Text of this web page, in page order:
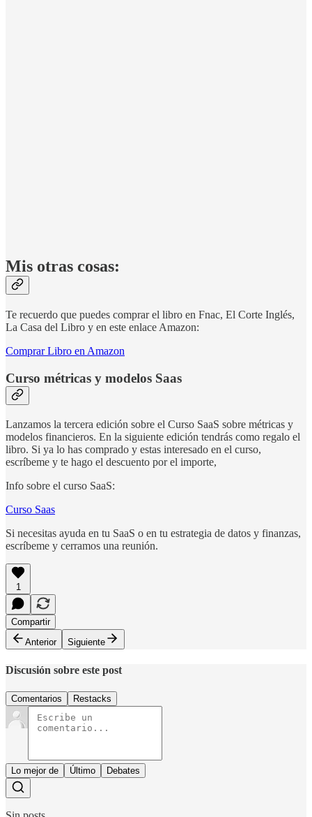
Mis otras cosas:
Te recuerdo que puedes comprar el libro en Fnac, El Corte Inglés,
La Casa del Libro y en este enlace Amazon:
Comprar Libro en Amazon
Curso métricas y modelos Saas
Lanzamos la tercera edición sobre el Curso SaaS sobre métricas y
modelos financieros. En la siguiente edición tendrás como regalo el
libro. Si ya lo has comprado y estas interesado en el curso,
escríbeme y te hago el descuento por el importe,
Info sobre el curso SaaS:
Curso Saas
Si necesitas ayuda en tu SaaS o en tu estrategia de datos y finanzas,
escríbeme y cerramos una reunión.
1
Compartir
Anterior
Siguiente
Discusión sobre este post
Comentarios Restacks
Lo mejor de Último Debates